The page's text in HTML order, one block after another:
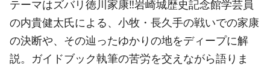
テーマはズバリ徳川家康‼岩崎城歴史記念館学芸員
の内貴健太氏による、小牧・長久手の戦いでの家康
の決断や、その辿ったゆかりの地をディープに解
説。ガイドブック執筆の苦労を交えながら語りま